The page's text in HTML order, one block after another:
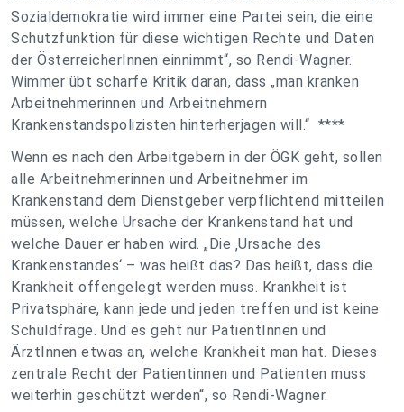
Sozialdemokratie wird immer eine Partei sein, die eine
Schutzfunktion für diese wichtigen Rechte und Daten
der ÖsterreicherInnen einnimmt“, so Rendi-Wagner.
Wimmer übt scharfe Kritik daran, dass „man kranken
Arbeitnehmerinnen und Arbeitnehmern
Krankenstandspolizisten hinterherjagen will.“ ****
Wenn es nach den Arbeitgebern in der ÖGK geht, sollen
alle Arbeitnehmerinnen und Arbeitnehmer im
Krankenstand dem Dienstgeber verpflichtend mitteilen
müssen, welche Ursache der Krankenstand hat und
welche Dauer er haben wird. „Die ‚Ursache des
Krankenstandes‘ – was heißt das? Das heißt, dass die
Krankheit offengelegt werden muss. Krankheit ist
Privatsphäre, kann jede und jeden treffen und ist keine
Schuldfrage. Und es geht nur PatientInnen und
ÄrztInnen etwas an, welche Krankheit man hat. Dieses
zentrale Recht der Patientinnen und Patienten muss
weiterhin geschützt werden“, so Rendi-Wagner.